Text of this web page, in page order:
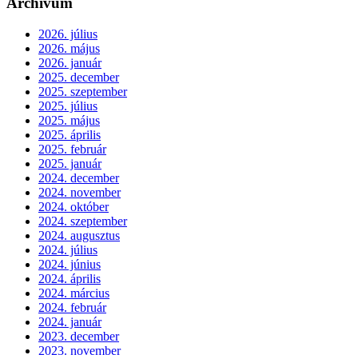
2026. július
2026. május
2026. január
2025. december
2025. szeptember
2025. július
2025. május
2025. április
2025. február
2025. január
2024. december
2024. november
2024. október
2024. szeptember
2024. augusztus
2024. július
2024. június
2024. április
2024. március
2024. február
2024. január
2023. december
2023. november